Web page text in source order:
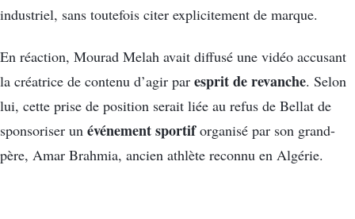
industriel, sans toutefois citer explicitement de marque.
En réaction, Mourad Melah avait diffusé une vidéo accusant
la créatrice de contenu d’agir par esprit de revanche. Selon
lui, cette prise de position serait liée au refus de Bellat de
sponsoriser un événement sportiforganisé par son grand-
père, Amar Brahmia, ancien athlète reconnu en Algérie.